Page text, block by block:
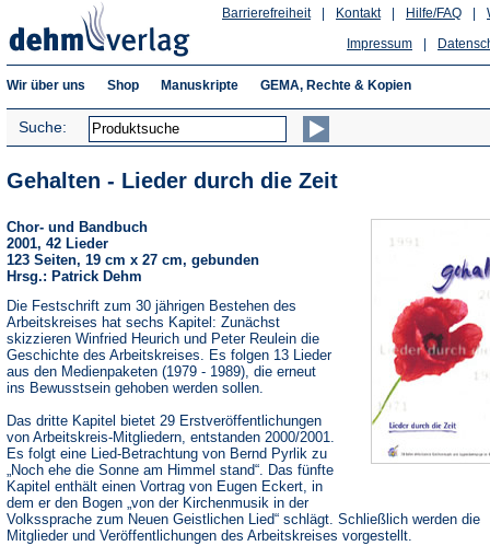
Hilfe/FAQ
Kontakt
Barrierefreiheit
Impressum
Wir über uns Shop Manuskripte GEMA, Rechte & Kopien
Suche:
Gehalten - Lieder durch die Zeit
Chor- und Bandbuch
2001, 42 Lieder
123 Seiten, 19 cm x 27 cm, gebunden
Hrsg.: Patrick Dehm
Die Festschrift zum 30 jährigen Bestehen des
Arbeitskreises hat sechs Kapitel: Zunächst
skizzieren Winfried Heurich und Peter Reulein die
Geschichte des Arbeitskreises. Es folgen 13 Lieder
aus den Medienpaketen (1979 - 1989), die erneut
ins Bewusstsein gehoben werden sollen.
Das dritte Kapitel bietet 29 Erstveröffentlichungen
von Arbeitskreis-Mitgliedern, entstanden 2000/2001.
Es folgt eine Lied-Betrachtung von Bernd Pyrlik zu
„Noch ehe die Sonne am Himmel stand“. Das fünfte
Kapitel enthält einen Vortrag von Eugen Eckert, in
dem er den Bogen „von der Kirchenmusik in der
Volkssprache zum Neuen Geistlichen Lied“ schlägt. Schließlich werden die
Mitglieder und Veröffentlichungen des Arbeitskreises vorgestellt.